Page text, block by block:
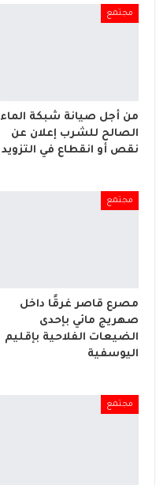
مجتمع
من أجل صيانة شبكة الماء
الصالح للشرب إعلان عن
نقص أو انقطاع في التزويد
مجتمع
مصرع قاصر غرقًا داخل
صهريج مائي بإحدى
الضيعات الفلاحية بإقليم
اليوسفية
مجتمع